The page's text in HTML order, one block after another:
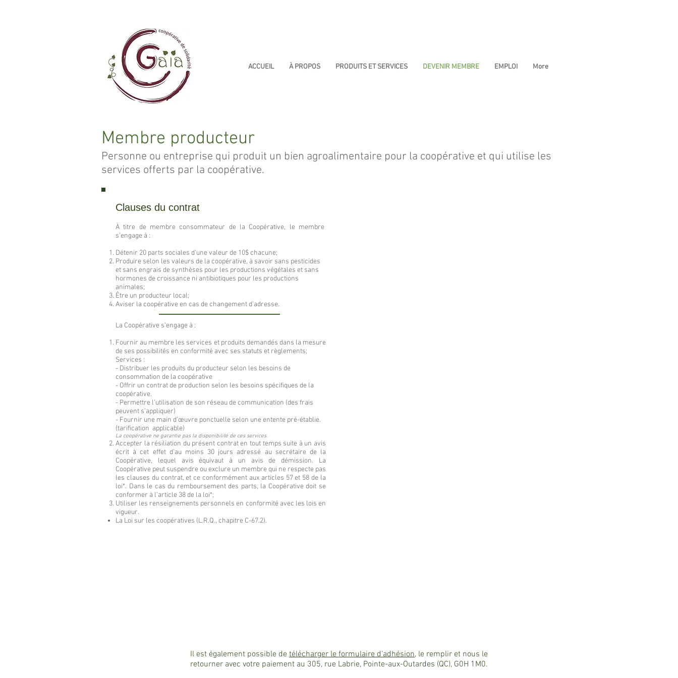
ACCUEIL À PROPOS PRODUITS ET SERVICES DEVENIR MEMBRE EMPLOI More
Membre producteur
Personne ou entreprise qui produit un bien agroalimentaire pour la coopérative et qui utilise les
services offerts par la coopérative.
Clauses du contrat
À titre de membre consommateur de la Coopérative, le membre
s’engage à :
Détenir 20 parts sociales d’une valeur de 10$ chacune;
Produire selon les valeurs de la coopérative, à savoir sans pesticides
et sans engrais de synthèses pour les productions végétales et sans
hormones de croissance ni antibiotiques pour les productions
animales;
Être un producteur local;
Aviser la coopérative en cas de changement d’adresse.
La Coopérative s’engage à :
Fournir au membre les services et produits demandés dans la mesure
de ses possibilités en conformité avec ses statuts et règlements;
Services :
- Distribuer les produits du producteur selon les besoins de
consommation de la coopérative
- Offrir un contrat de production selon les besoins spécifiques de la
coopérative.
- Permettre l’utilisation de son réseau de communication (des frais
peuvent s’appliquer)
- Fournir une main d’œuvre ponctuelle selon une entente pré-établie.
(tarification applicable)
La coopérative ne garantie pas la disponibilité de ces services.
Accepter la résiliation du présent contrat en tout temps suite à un avis
écrit à cet effet d’au moins 30 jours adressé au secrétaire de la
Coopérative, lequel avis équivaut à un avis de démission. La
Coopérative peut suspendre ou exclure un membre qui ne respecte pas
les clauses du contrat, et ce conformément aux articles 57 et 58 de la
loi*. Dans le cas du remboursement des parts, la Coopérative doit se
conformer à l’article 38 de la loi*;
Utiliser les renseignements personnels en conformité avec les lois en
vigueur.
La Loi sur les coopératives (L.R.Q., chapitre C-67.2).
Il est également possible de télécharger le formulaire d'adhésion, le remplir et nous le
retourner avec votre paiement au 305, rue Labrie, Pointe-aux-Outardes (QC), G0H 1M0.